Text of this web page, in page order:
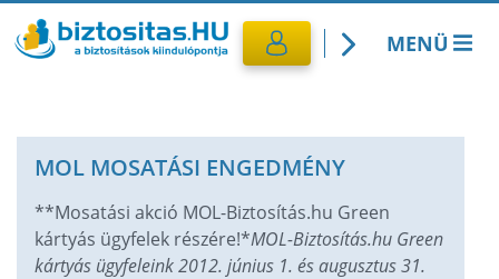
MENÜ
Utasbiztosítás
CASCO Biztosítás
MOL MOSATÁSI ENGEDMÉNY
**Mosatási akció MOL-Biztosítás.hu Green
kártyás ügyfelek részére!*MOL-Biztosítás.hu Green
kártyás ügyfeleink 2012. június 1. és augusztus 31.